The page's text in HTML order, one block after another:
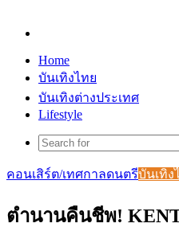
Home
บันเทิงไทย
บันเทิงต่างประเทศ
Lifestyle
คอนเสิร์ต/เทศกาลดนตรีบันเทิง
ตำนานคืนชีพ!